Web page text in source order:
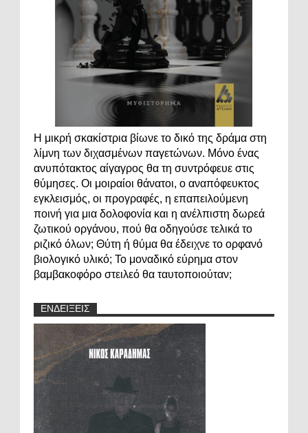
Η μικρή σκακίστρια βίωνε το δικό της δράμα στη
λίμνη των διχασμένων παγετώνων. Μόνο ένας
ανυπότακτος αίγαγρος θα τη συντρόφευε στις
θύμησες. Οι μοιραίοι θάνατοι, ο αναπόφευκτος
εγκλεισμός, οι προγραφές, η επαπειλούμενη
ποινή για μια δολοφονία και η ανέλπιστη δωρεά
ζωτικού οργάνου, πού θα οδηγούσε τελικά το
ριζικό όλων; Θύτη ή θύμα θα έδειχνε το ορφανό
βιολογικό υλικό; Το μοναδικό εύρημα στον
βαμβακοφόρο στειλεό θα ταυτοποιούταν;
ΕΝΔΕΙΞΕΙΣ